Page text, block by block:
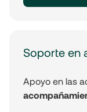
Soporte en
Apoyo en las